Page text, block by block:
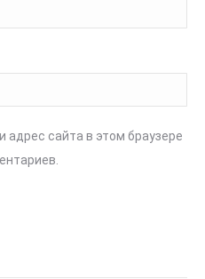
адрес сайта в этом браузере